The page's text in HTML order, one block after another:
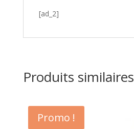
[ad_2]
Produits similaires
Promo !